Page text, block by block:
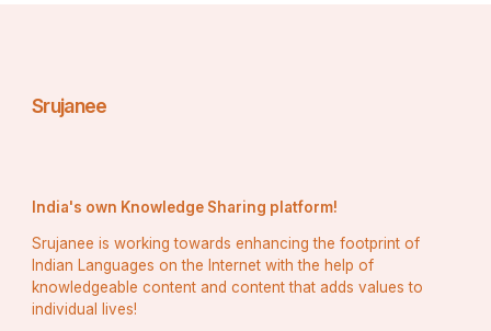
Srujanee
India's own Knowledge Sharing platform!
Srujanee is working towards enhancing the footprint of
Indian Languages on the Internet with the help of
knowledgeable content and content that adds values to
individual lives!